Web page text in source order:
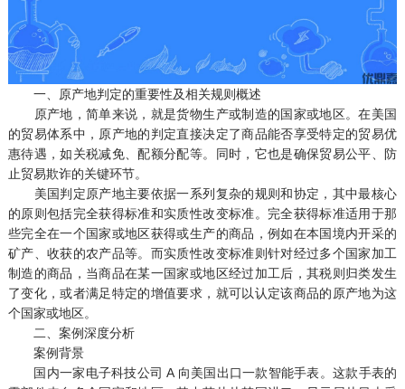
一、原产地判定的重要性及相关规则概述
原产地，简单来说，就是货物生产或制造的国家或地区。在美国
的贸易体系中，原产地的判定直接决定了商品能否享受特定的贸易优
惠待遇，如关税减免、配额分配等。同时，它也是确保贸易公平、防
止贸易欺诈的关键环节。
美国判定原产地主要依据一系列复杂的规则和协定，其中最核心
的原则包括完全获得标准和实质性改变标准。完全获得标准适用于那
些完全在一个国家或地区获得或生产的商品，例如在本国境内开采的
矿产、收获的农产品等。而实质性改变标准则针对经过多个国家加工
制造的商品，当商品在某一国家或地区经过加工后，其税则归类发生
了变化，或者满足特定的增值要求，就可以认定该商品的原产地为这
个国家或地区。
二、案例深度分析
案例背景
国内一家电子科技公司 A 向美国出口一款智能手表。这款手表的